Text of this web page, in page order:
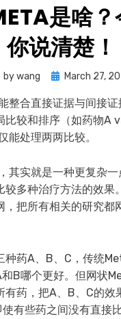
是啥
你说清楚！
bywang
PostedMarch 27,
整合直接证据与间接
比较和排序（如药物A
能处理两两比较。
其实就是一种更复杂
较多种治疗方法的效果
，把所有相关的研究都
种药A、B、C，传统
B哪个更好。但网状
有药，把A、B、C的效
使有些药之间没有直接